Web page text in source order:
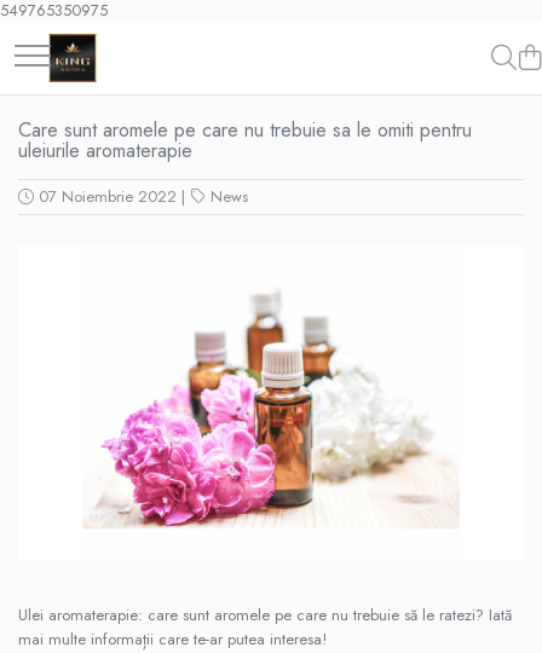
549765350975
Toate Produsele
KAROMA Parfum rufe
Pachete Karoma
KAROMA Discovery – Seturi &
Pachete Uleiuri Parfumate
Pachete Tematice 5 Uleiuri Parfumate
Aromaterapie
Pachete Uni 5 Uleiuri Parfumate
Aromaterapie
Conuri & Bețe Parfumate
Care sunt aromele pe care nu trebuie sa le omiti pentru
uleiurile aromaterapie
07 Noiembrie 2022 | News
Ulei aromaterapie: care sunt aromele pe care nu trebuie să le ratezi? Iată
mai multe informații care te-ar putea interesa!